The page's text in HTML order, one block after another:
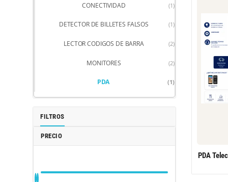
PDA
CONECTIVIDAD (1)
DETECTOR DE BILLETES FALSOS (1)
LECTOR CODIGOS DE BARRA (2)
MONITORES (2)
PDA (1)
FILTROS
PRECIO